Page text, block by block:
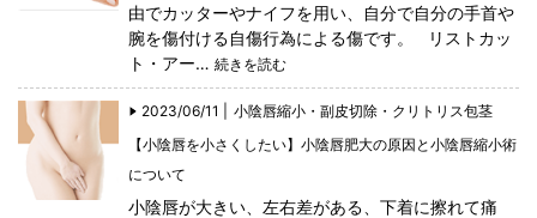
由でカッターやナイフを用い、自分で自分の手首や
腕を傷付ける自傷行為による傷です。 リストカッ
ト・アー… 続きを読む
2023/06/11 |
小陰唇縮小・副皮切除・クリトリス包茎
【小陰唇を小さくしたい】小陰唇肥大の原因と小陰唇縮小術
について
小陰唇が大きい、左右差がある、下着に擦れて痛